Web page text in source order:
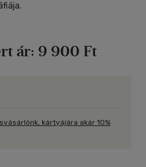
ár: 9 900 Ft
kártyájára akár 10%